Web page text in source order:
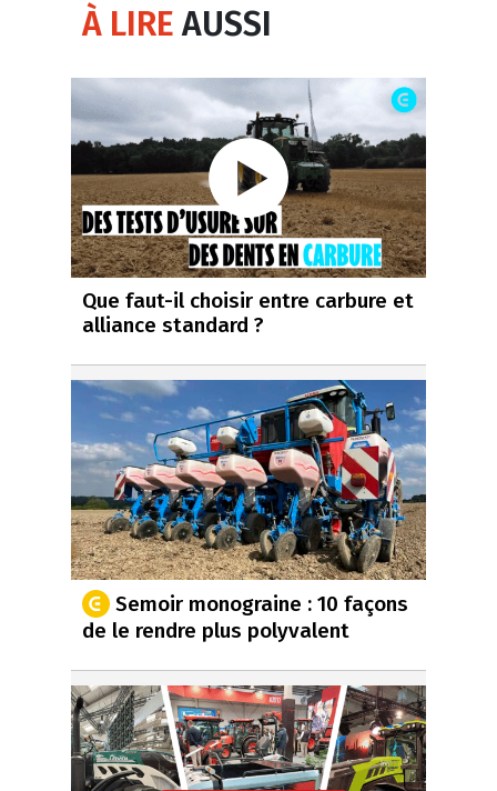
À LIREAUSSI
Que faut-il choisir entre carbure et
alliance standard ?
Semoir monograine : 10 façons
de le rendre plus polyvalent